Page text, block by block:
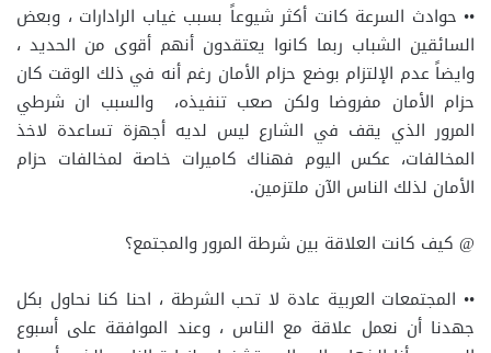
•• حوادث السرعة كانت أكثر شيوعاً بسبب غياب الرادارات ، وبعض
السائقين الشباب ربما كانوا يعتقدون أنهم أقوى من الحديد ،
وايضاً عدم الإلتزام بوضع حزام الأمان رغم أنه في ذلك الوقت كان
حزام الأمان مفروضا ولكن صعب تنفيذه، والسبب ان شرطي
المرور الذي يقف في الشارع ليس لديه أجهزة تساعدة لاخذ
المخالفات، عكس اليوم فهناك كاميرات خاصة لمخالفات حزام
الأمان لذلك الناس الآن ملتزمين.
@ كيف كانت العلاقة بين شرطة المرور والمجتمع؟
•• المجتمعات العربية عادة لا تحب الشرطة ، احنا كنا نحاول بكل
جهدنا أن نعمل علاقة مع الناس ، وعند الموافقة على أسبوع